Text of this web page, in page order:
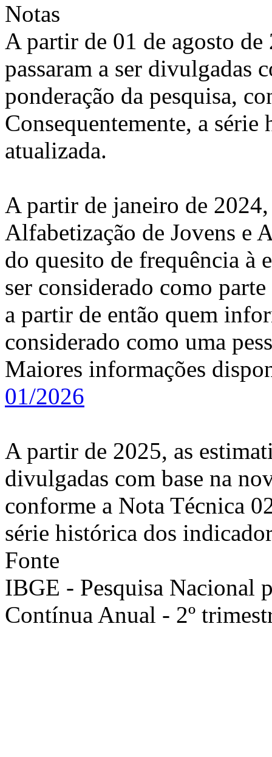
Notas
A partir de 01 de agosto de
passaram a ser divulgadas
ponderação da pesquisa,
Consequentemente, a
atualizada.
A partir de janeiro de
Alfabetização de Jovens e
do quesito de frequência à
ser considerado como
a partir de então quem
considerado como uma
Maiores informações
01/2026
A partir de 2025, as
divulgadas com base na
conforme a Nota Técnica
série histórica dos
Fonte
IBGE - Pesquisa Nacional
Contínua Anual - 2º